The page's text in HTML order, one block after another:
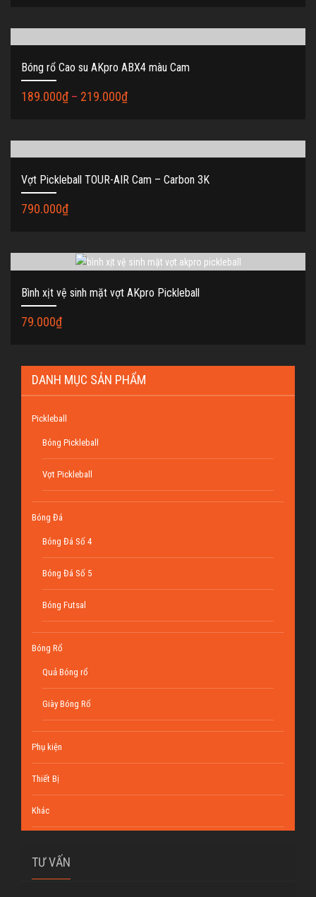
Bóng rổ Cao su AKpro ABX4 màu Cam
189.000₫– 219.000₫
Vợt Pickleball TOUR-AIR Cam – Carbon 3K
790.000₫
Bình xịt vệ sinh mặt vợt AKpro Pickleball
79.000₫
DANH MỤC SẢN PHẨM
Pickleball
Bóng Pickleball
Vợt Pickleball
Bóng Đá
Bóng Đá Số 4
Bóng Đá Số 5
Bóng Futsal
Bóng Rổ
Quả Bóng rổ
Giày Bóng Rổ
Phụ kiện
Thiết Bị
Khác
TƯ VẤN